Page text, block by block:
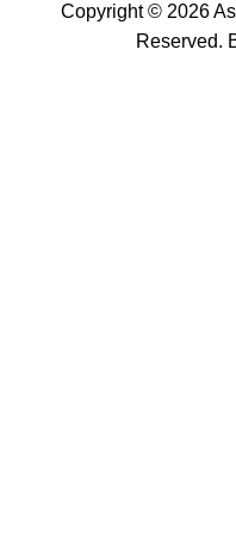
Copyright © 2026
Reserved.